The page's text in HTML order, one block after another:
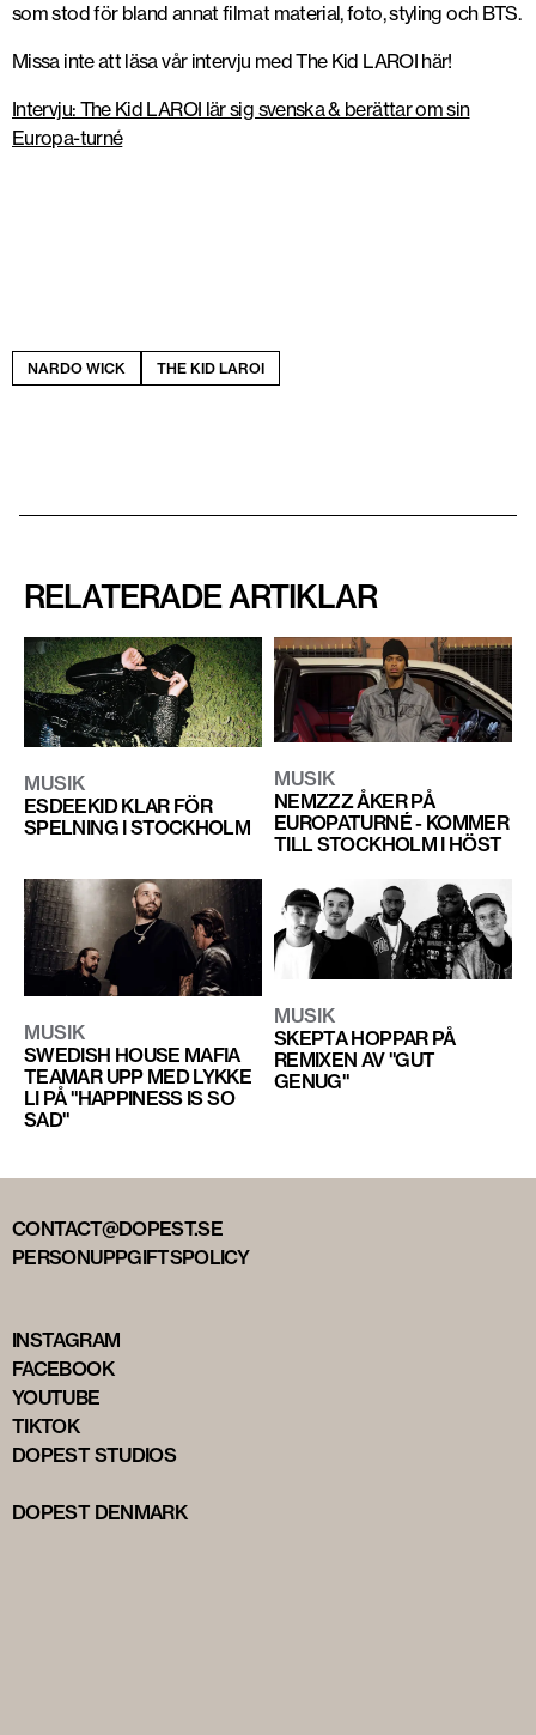
som stod för bland annat filmat material, foto, styling och BTS.
Missa inte att läsa vår intervju med The Kid LAROI här!
Intervju: The Kid LAROI lär sig svenska & berättar om sin
Europa-turné
NARDO WICK THE KID LAROI
RELATERADE ARTIKLAR
MUSIK
ESDEEKID KLAR FÖR
SPELNING I STOCKHOLM
MUSIK
NEMZZZ ÅKER PÅ
EUROPATURNÉ - KOMMER
TILL STOCKHOLM I HÖST
MUSIK
SWEDISH HOUSE MAFIA
TEAMAR UPP MED LYKKE
LI PÅ "HAPPINESS IS SO
SAD"
MUSIK
SKEPTA HOPPAR PÅ
REMIXEN AV "GUT
GENUG"
CONTACT@DOPEST.SE
PERSONUPPGIFTSPOLICY
INSTAGRAM
FACEBOOK
YOUTUBE
TIKTOK
DOPEST STUDIOS
DOPEST DENMARK